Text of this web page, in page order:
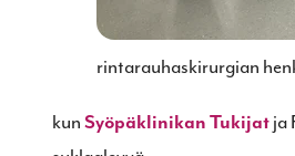
rintarauhaskirurgian
kun Syöpäklinikan Tukijat ja